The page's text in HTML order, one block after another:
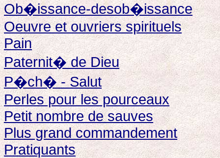
Ob�issance-desob�issance
Oeuvre et ouvriers spirituels
Pain
Paternit� de Dieu
P�ch� - Salut
Perles pour les pourceaux
Petit nombre de sauves
Plus grand commandement
Pratiquants